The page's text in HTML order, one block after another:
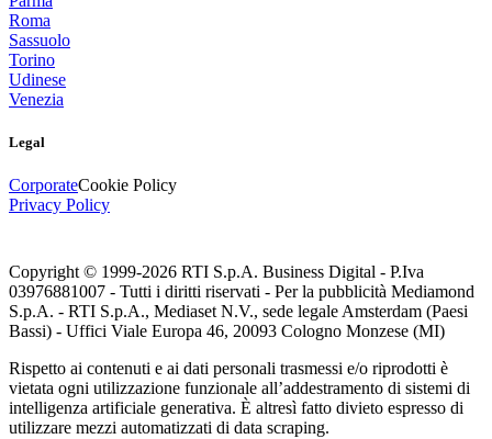
Roma
Sassuolo
Torino
Udinese
Venezia
Legal
CorporateCookie Policy
Privacy Policy
Copyright © 1999-2026 RTI S.p.A. Business Digital - P.Iva
03976881007 - Tutti i diritti riservati - Per la pubblicità Mediamond
S.p.A. - RTI S.p.A., Mediaset N.V., sede legale Amsterdam (Paesi
Bassi) - Uffici Viale Europa 46, 20093 Cologno Monzese (MI)
Rispetto ai contenuti e ai dati personali trasmessi e/o riprodotti è
vietata ogni utilizzazione funzionale all’addestramento di sistemi di
intelligenza artificiale generativa. È altresì fatto divieto espresso di
utilizzare mezzi automatizzati di data scraping.